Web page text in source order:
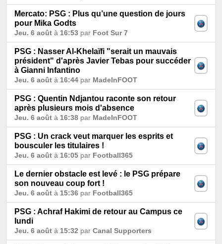
Mercato: PSG : Plus qu’une question de jours
pour Mika Godts
Jeu. 6 août à 16:53 par Foot Sur 7
PSG : Nasser Al-Khelaïfi "serait un mauvais
président" d'après Javier Tebas pour succéder
à Gianni Infantino
Jeu. 6 août à 16:44 par MadeInFOOT
PSG : Quentin Ndjantou raconte son retour
après plusieurs mois d'absence
Jeu. 6 août à 16:38 par MadeInFOOT
PSG : Un crack veut marquer les esprits et
bousculer les titulaires !
Jeu. 6 août à 16:05 par Football365
Le dernier obstacle est levé : le PSG prépare
son nouveau coup fort !
Jeu. 6 août à 15:36 par Football365
PSG : Achraf Hakimi de retour au Campus ce
lundi
Jeu. 6 août à 15:32 par Canal Supporters